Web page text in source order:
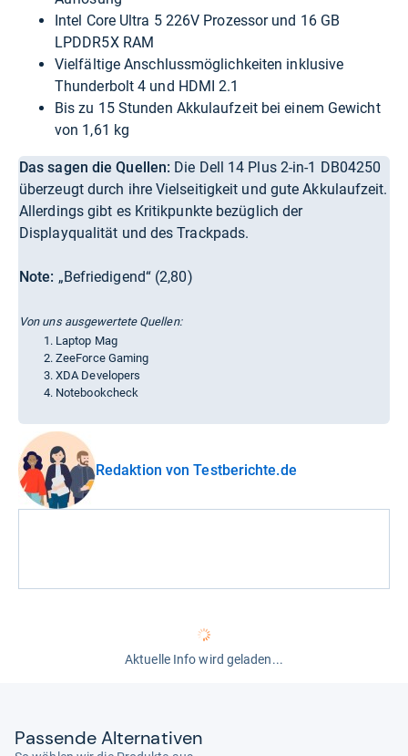
Intel Core Ultra 5 226V Prozessor und 16 GB
LPDDR5X RAM
Vielfältige Anschlussmöglichkeiten inklusive
Thunderbolt 4 und HDMI 2.1
Bis zu 15 Stunden Akkulaufzeit bei einem Gewicht
von 1,61 kg
Das sagen die Quellen: Die Dell 14 Plus 2-in-1 DB04250
überzeugt durch ihre Vielseitigkeit und gute Akkulaufzeit.
Allerdings gibt es Kritikpunkte bezüglich der
Displayqualität und des Trackpads.
Note: „Befriedigend“ (2,80)
Von uns ausgewertete Quellen:
Laptop Mag
ZeeForce Gaming
XDA Developers
Notebookcheck
Redaktion von Testberichte.de
Aktuelle Info wird geladen...
Pas­sende Alter­na­ti­ven